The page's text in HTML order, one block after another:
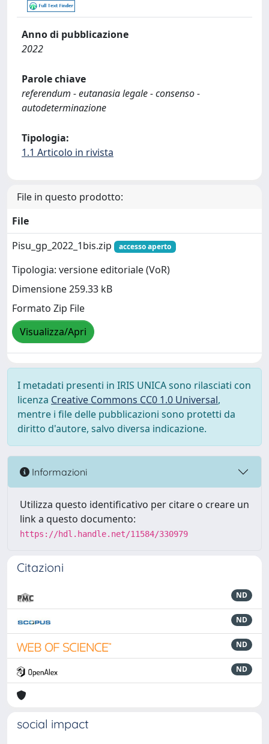
Anno di pubblicazione
2022
Parole chiave
referendum - eutanasia legale - consenso -
autodeterminazione
Tipologia:
1.1 Articolo in rivista
File in questo prodotto:
File
Pisu_gp_2022_1bis.zip
accesso aperto
Tipologia: versione editoriale (VoR)
Dimensione 259.33 kB
Formato Zip File
Visualizza/Apri
I metadati presenti in IRIS UNICA sono rilasciati con
licenza Creative Commons CC0 1.0 Universal,
mentre i file delle pubblicazioni sono protetti da
diritto d'autore, salvo diversa indicazione.
Informazioni
Utilizza questo identificativo per citare o creare un
link a questo documento:
https://hdl.handle.net/11584/330979
Citazioni
ND
ND
ND
ND
social impact